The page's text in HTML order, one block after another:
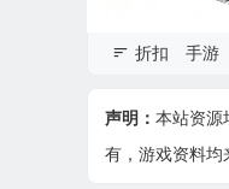
折扣 手游
声明： 本站资源
有，游戏资料